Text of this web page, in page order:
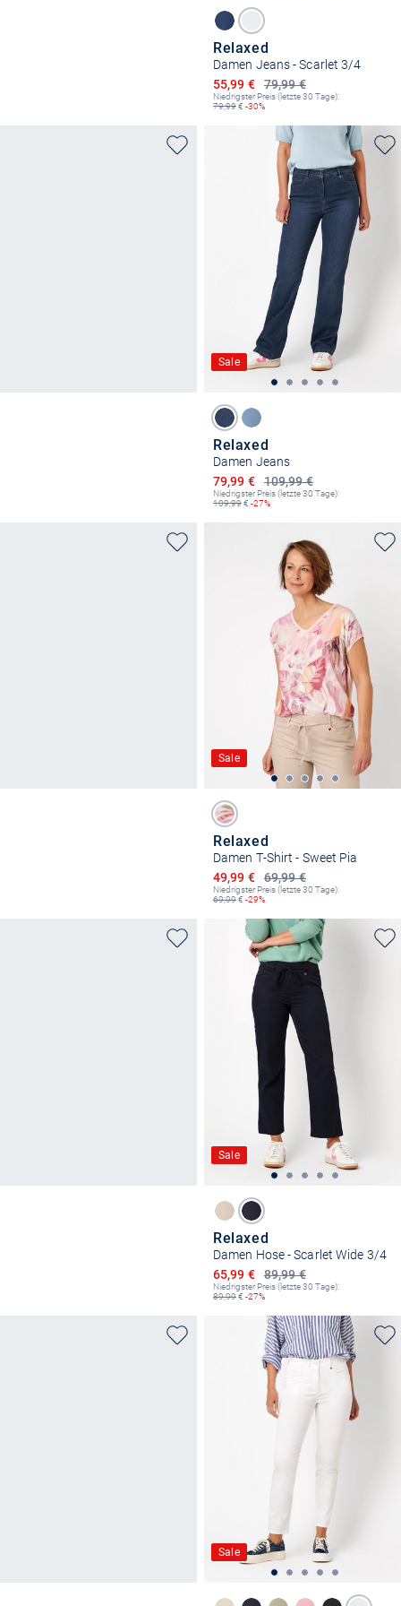
Relaxed
Damen Jeans - Scarlet 3/4
79,99 €
Ermäßigter Preis
55,99 €
Niedrigster Preis (letzte 30 Tage):
79,99€ -30%
Sale
Relaxed
Damen Jeans
109,99 €
Ermäßigter Preis
79,99 €
Niedrigster Preis (letzte 30 Tage):
109,99€ -27%
Sale
Relaxed
Damen T-Shirt - Sweet Pia
69,99 €
Ermäßigter Preis
49,99 €
Niedrigster Preis (letzte 30 Tage):
69,99€ -29%
Sale
Relaxed
Damen Hose - Scarlet Wide 3/4
89,99 €
Ermäßigter Preis
65,99 €
Niedrigster Preis (letzte 30 Tage):
89,99€ -27%
Sale